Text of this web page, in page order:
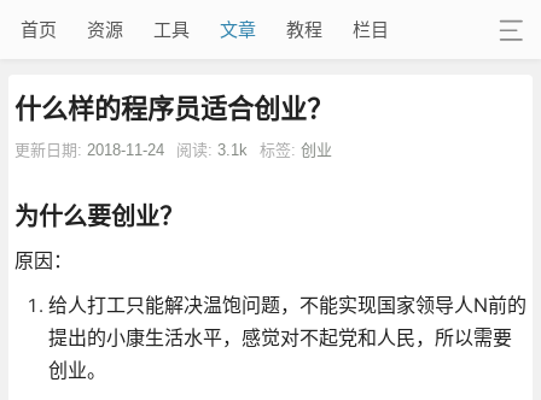
首页 资源 工具 文章 教程 栏目
什么样的程序员适合创业？
更新日期: 2018-11-24 阅读: 3.1k 标签: 创业
为什么要创业？
原因：
给人打工只能解决温饱问题，不能实现国家领导人N前的
提出的小康生活水平，感觉对不起党和人民，所以需要
创业。